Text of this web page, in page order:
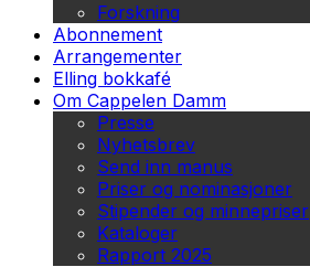
Forskning
Abonnement
Arrangementer
Elling bokkafé
Om Cappelen Damm
Presse
Nyhetsbrev
Send inn manus
Priser og nominasjoner
Stipender og minnepriser
Kataloger
Rapport 2025